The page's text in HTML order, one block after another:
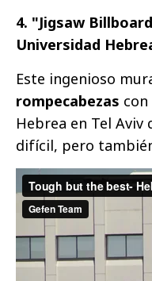
4. "Jigsaw
Universidad
Este ingenioso
rompecabezas
Hebrea en Tel
difícil, pero